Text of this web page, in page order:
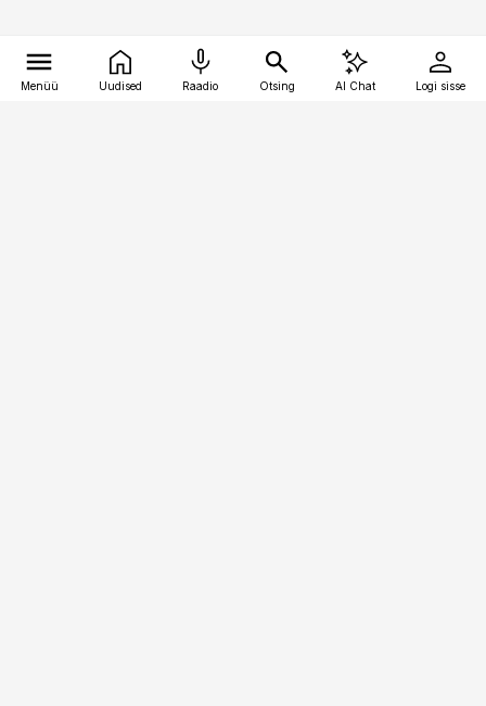
Menüü Uudised Raadio Otsing AI Chat Logi sisse